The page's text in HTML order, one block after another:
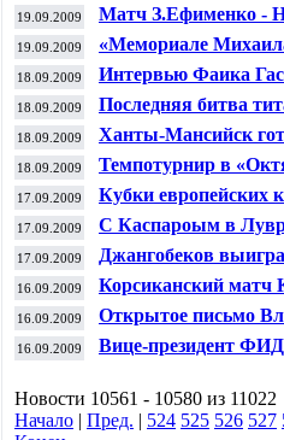
19.09.2009 Матч З.Ефименко -
19.09.2009 «Мемориале
18.09.2009 Интервью Фаика
18.09.2009 Последняя битва
18.09.2009 Ханты-Мансийск
18.09.2009 Темпотурнир в
17.09.2009 Кубки европейских
17.09.2009 С Каспароым в
17.09.2009 Джангобеков
16.09.2009 Корсиканский матч
16.09.2009 Открытое письмо
16.09.2009 Вице-президент
Новости 10561 - 10580 из 11022
Начало | Пред. | 524 525 526 527